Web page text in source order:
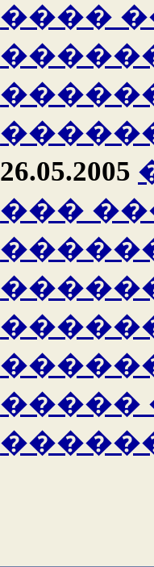
����
26.05.2005
���
�����